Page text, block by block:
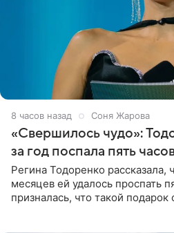
8 часов назад Соня Жарова
«Свершилось чудо»:
за год поспала пять
Регина Тодоренко рассказала,
месяцев ей удалось проспать
призналась, что такой подарок